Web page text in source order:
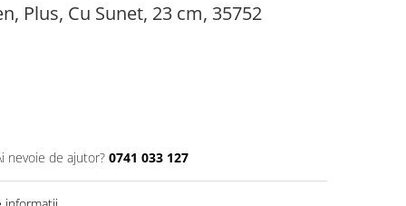
Plus, Cu Sunet, 23 cm, 35752
nevoie de ajutor? 0741 033 127